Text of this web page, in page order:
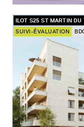
ILOT S25 ST MARTIN DU
SUIVI-ÉVALUATION